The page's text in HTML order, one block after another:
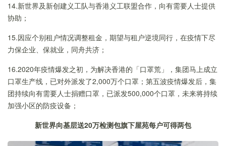
14.新世界及新创建义工队与香港义工联盟合作，向有需要人士提供
协助；
15.因应个别租户情况调整租金，期望与租户逆境同行，在疫情下尽
力保企业、保就业，同舟共济；
16.2020年疫情爆发之初，为解决香港的「口罩荒」，集团马上成立
口罩生产线，已对外派发了2,000万个口罩；第五波疫情爆发后，集
团持续向有需要人士捐赠口罩，已派发500,000个口罩，未来将持续
加强小区的防疫设备；
新世界向基层送20万检测包旗下屋苑每户可得两包